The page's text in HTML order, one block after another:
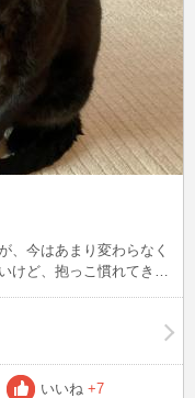
、今はあまり変わらなく
っこしたりとやらかして
しちゃう( ´∀｀ )
いいね +7